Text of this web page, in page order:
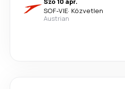
SOF-VIE· Közvetlen
Austrian